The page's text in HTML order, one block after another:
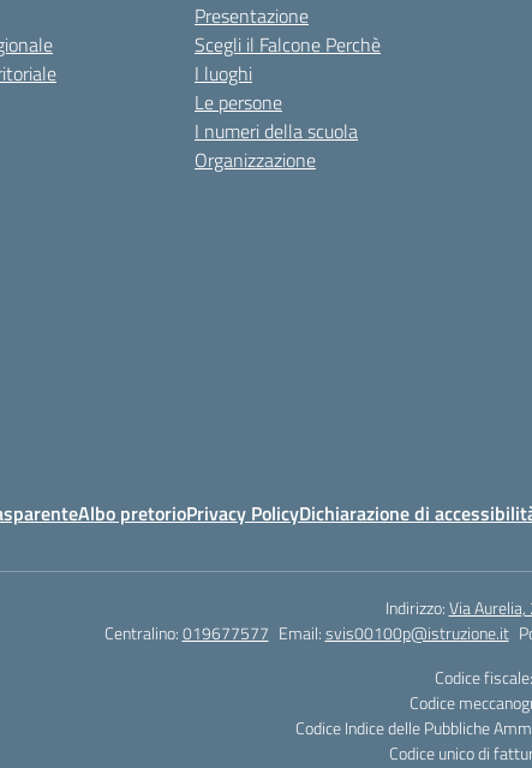
Presentazione
Scegli il Falcone Perchè
I luoghi
Le persone
I numeri della scuola
Organizzazione
Albo pretorioPrivacy PolicyDichiarazione di
Indirizzo:Via
Centralino:019677577 Email:svis00100p@istruzione.it
Codice
Codice
Codice Indice delle Pubbliche
Codice unico di